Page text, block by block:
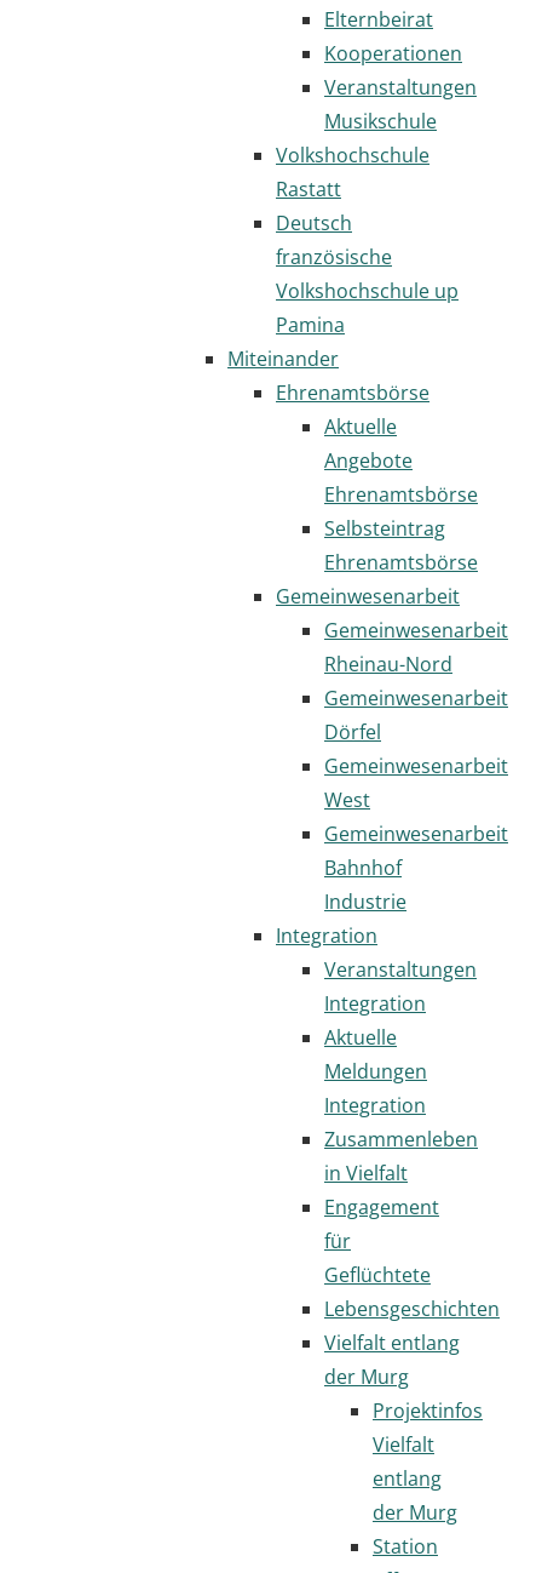
Elternbeirat
Kooperationen
Veranstaltungen
Musikschule
Volkshochschule
Rastatt
Deutsch
französische
Volkshochschule up
Pamina
Miteinander
Ehrenamtsbörse
Aktuelle
Angebote
Ehrenamtsbörse
Selbsteintrag
Ehrenamtsbörse
Gemeinwesenarbeit
Gemeinwesenarbeit
Rheinau-Nord
Gemeinwesenarbeit
Dörfel
Gemeinwesenarbeit
West
Gemeinwesenarbeit
Bahnhof
Industrie
Integration
Veranstaltungen
Integration
Aktuelle
Meldungen
Integration
Zusammenleben
in Vielfalt
Engagement
für
Geflüchtete
Lebensgeschichten
Vielfalt entlang
der Murg
Projektinfos
Vielfalt
entlang
der Murg
Station